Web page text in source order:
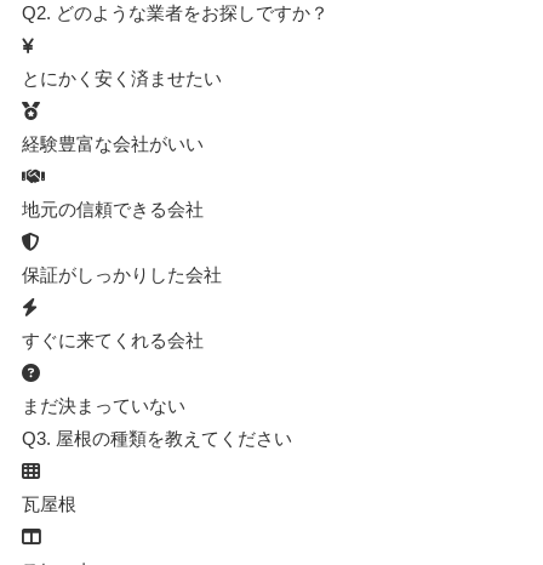
Q2. どのような業者をお探しですか？
とにかく安く済ませたい
経験豊富な会社がいい
地元の信頼できる会社
保証がしっかりした会社
すぐに来てくれる会社
まだ決まっていない
Q3. 屋根の種類を教えてください
瓦屋根